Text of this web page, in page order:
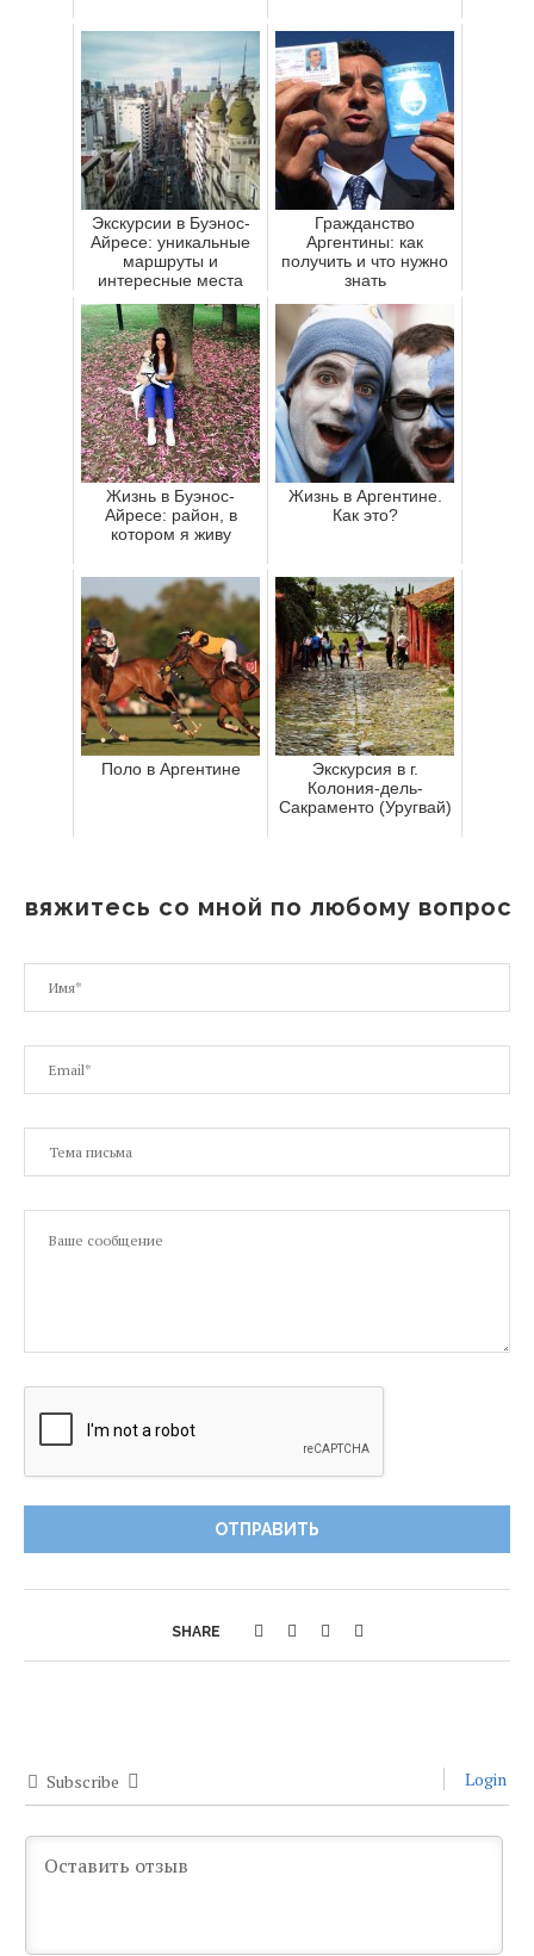
Экскурсии в Буэнос-
Айресе: уникальные
маршруты и
интересные места
Гражданство
Аргентины: как
получить и что нужно
знать
Жизнь в Буэнос-
Айресе: район, в
котором я живу
Жизнь в Аргентине.
Как это?
Поло в Аргентине
Экскурсия в г.
Колония-дель-
Сакраменто (Уругвай)
Свяжитесь со мной по любому вопросу
SHARE
Subscribe Login